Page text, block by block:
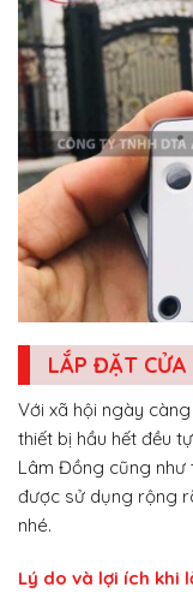
LẮP ĐẶT
Với xã hội ngày
thiết bị hầu hết đều
Lâm Đồng cũng như
được sử dụng rộng
nhé.
Lý do và lợi ích khi